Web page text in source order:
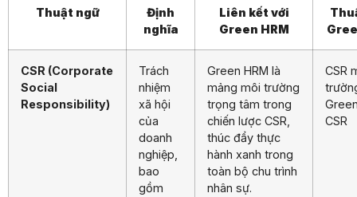
Thuật ngữ
Định
nghĩa
Liên kết với
Green HRM
CSR (Corporate
Social
Responsibility)
Trách
nhiệm
xã hội
của
doanh
nghiệp,
bao
gồm
Green HRM là
mảng môi trường
trọng tâm trong
chiến lược CSR,
thúc đẩy thực
hành xanh trong
toàn bộ chu trình
nhân sự.
CSR
CSR